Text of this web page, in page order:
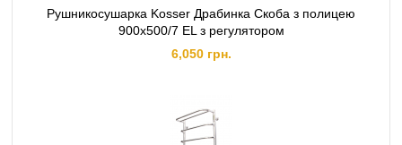
Рушникосушарка Kosser Драбинка Скоба з полицею
900х500/7 EL з регулятором
6,050 грн.